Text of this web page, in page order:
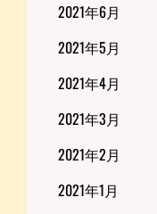
2021年6月
2021年5月
2021年4月
2021年3月
2021年2月
2021年1月